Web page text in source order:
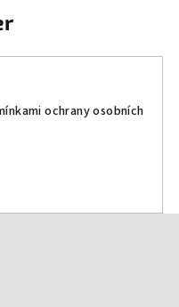
ochrany osobních